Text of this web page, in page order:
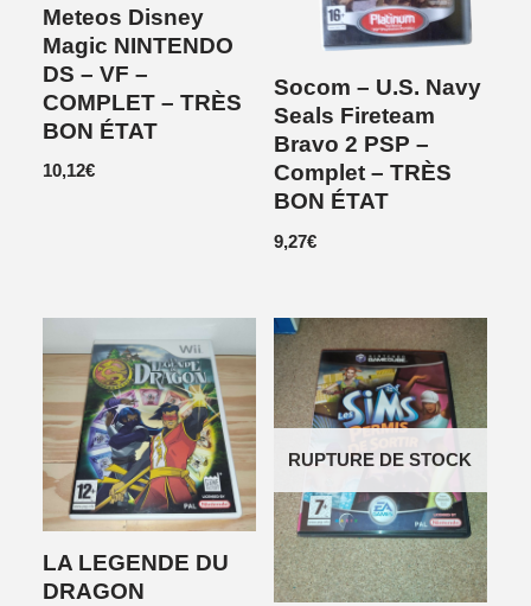
Meteos Disney
Magic NINTENDO
DS – VF –
COMPLET – TRÈS
BON ÉTAT
10,12€
Socom – U.S. Navy
Seals Fireteam
Bravo 2 PSP –
Complet – TRÈS
BON ÉTAT
9,27€
LA LEGENDE DU
DRAGON
RUPTURE DE STOCK